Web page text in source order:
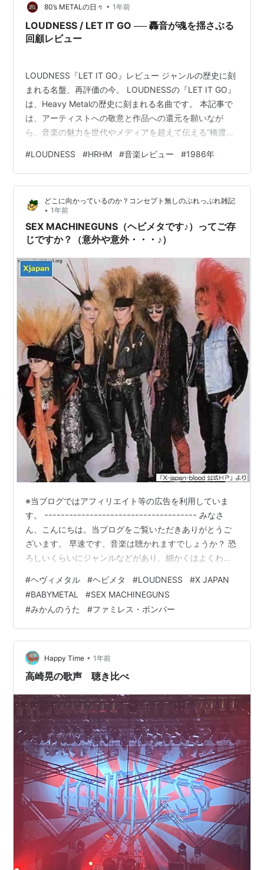
80’s METALの日々 • 1年前
LOUDNESS / LET IT GO ── 轟音が魂を揺さぶる
回顧レビュー
LOUDNESS『LET IT GO』レビュー ジャンルの歴史に刻
まれる名盤、再評価の今。 LOUDNESSの『LET IT GO』
は、Heavy Metalの歴史に刻まれる名曲です。 本記事で
は、アーティストへの敬意と作品への還元を願いなが
ら、音楽の魅力を世代やメディアを超えて伝える“橋渡し
撃性という三位一体の楽曲構成を中心に、LOUDNESSが
世界市場に挑んだ1986年という時代背景と、今だからこ
そ響く音の深みを掘り下げていきます。 この一枚が、記
憶の扉を開ける鍵になるかもしれません。 ※画像クリッ
クで商品ページへ移動します ▶ この音…
#LOUDNESS #HRHM #音楽レビュー #1986年
どこに向かっているのか？コンセプト無しのぶれっぶれ雑記
• 1年前
SEX MACHINEGUNS（ヘビメタです♪）ってご存
じですか？（意外や意外・・・♪）
※当ブログではアフィリエイト等の広告を利用していま
す。 ｰｰｰｰｰｰｰｰｰｰｰｰｰｰｰｰｰｰｰｰｰｰｰｰｰｰｰｰｰｰｰｰｰｰｰｰｰ みなさ
ん、こんにちは。当ブログをご覧いただきありがとうご
ざいます。 早速です、音楽は聴かれますでしょうか？ 恐
ろしいくらいにジャンルなどがあり、細かくはよくわか
はウケる！」てなことで、ご紹介させていただきます。
＊＊＊ 目次 ＊＊＊ ■ ヘヴィメタル■ さらに掘り下げる
と 注）ここまではいつものうんちくなので、スルーもあ
りです（：；）■ メタルってなんかイメージが…？？？
■ 日本の有名バンド（一例）■ やっと本題…
#ヘヴィメタル #ヘビメタ #LOUDNESS #X JAPAN
#BABYMETAL #SEX MACHINEGUNS
#みかんのうた #ファミレス・ボンバー
Happy Time • 1年前
高崎晃の歌声 聴き比べ